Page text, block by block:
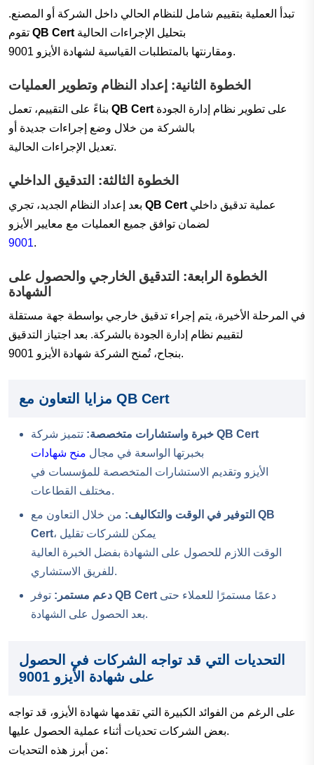
تبدأ العملية بتقييم شامل للنظام الحالي داخل الشركة أو المصنع.
QB Cert بتحليل الإجراءات الحالية
ومقارنتها بالمتطلبات القياسية لشهادة الأيزو 9001.
الخطوة الثانية: إعداد النظام وتطوير العمليات
QB Certعلى تطوير نظام إدارة الجودة
بالشركة من خلال وضع إجراءات جديدة أو
تعديل الإجراءات الحالية.
الخطوة الثالثة: التدقيق الداخلي
QB Cert
لضمان توافق جميع العمليات مع معايير الأيزو
9001.
الخطوة الرابعة: التدقيق الخارجي والحصول على
الشهادة
في المرحلة الأخيرة، يتم إجراء تدقيق خارجي بواسطة جهة مستقلة
لتقييم نظام إدارة الجودة بالشركة. بعد اجتياز التدقيق
بنجاح، تُمنح الشركة شهادة الأيزو 9001.
مزايا التعاون مع QB Cert
خبرة واستشارات متخصصة: QB Cert
بخبرتها الواسعة في مجال منح شهادات
الأيزو وتقديم الاستشارات المتخصصة للمؤسسات في
مختلف القطاعات.
التوفير في الوقت والتكاليف: QB
Cert ، يمكن للشركات تقليل
الوقت اللازم للحصول على الشهادة بفضل الخبرة العالية
للفريق الاستشاري.
دعم مستمر: QB Cert
بعد الحصول على الشهادة.
التحديات التي قد تواجه الشركات في الحصول
على شهادة الأيزو 9001
على الرغم من الفوائد الكبيرة التي تقدمها شهادة الأيزو، قد تواجه
بعض الشركات تحديات أثناء عملية الحصول عليها.
من أبرز هذه التحديات: